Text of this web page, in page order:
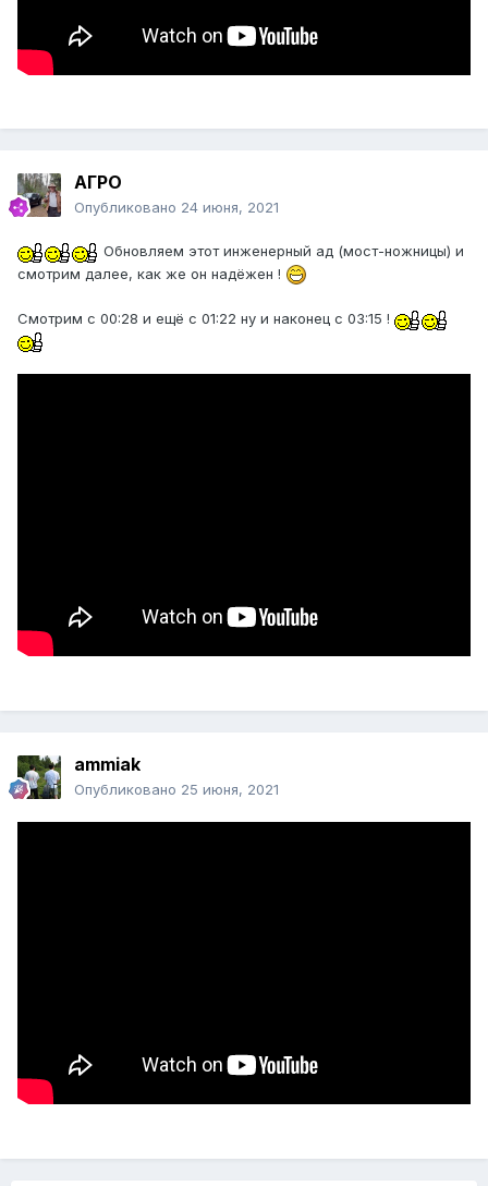
АГРО
Опубликовано 24 июня, 2021
Обновляем этот инженерный ад (мост-ножницы) и
смотрим далее, как же он надёжен !
Смотрим с 00:28 и ещё с 01:22 ну и наконец с 03:15 !
ammiak
Опубликовано 25 июня, 2021